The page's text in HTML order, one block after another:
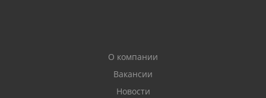
О компании
Вакансии
Новости